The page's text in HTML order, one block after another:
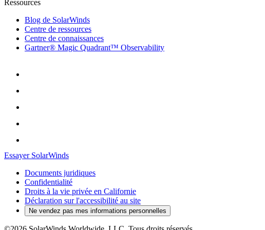
Ressources
Blog de SolarWinds
Centre de ressources
Centre de connaissances
Gartner® Magic Quadrant™ Observability
Essayer SolarWinds
Documents juridiques
Confidentialité
Droits à la vie privée en Californie
Déclaration sur l'accessibilité au site
Ne vendez pas mes informations personnelles